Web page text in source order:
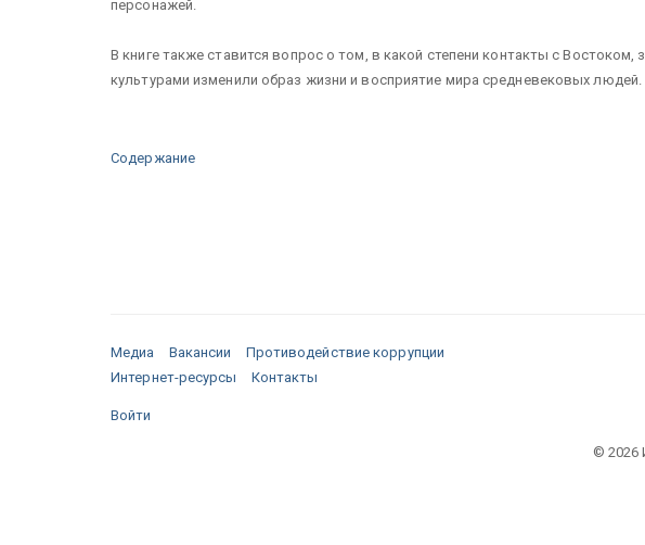
персонажей.
В книге также ставится вопрос о том, в какой степени контакты с
культурами изменили образ жизни и восприятие мира средневековых людей.
Содержание
Медиа Вакансии
Противодействие коррупции
Интернет-ресурсы
Контакты
Войти
© 2026